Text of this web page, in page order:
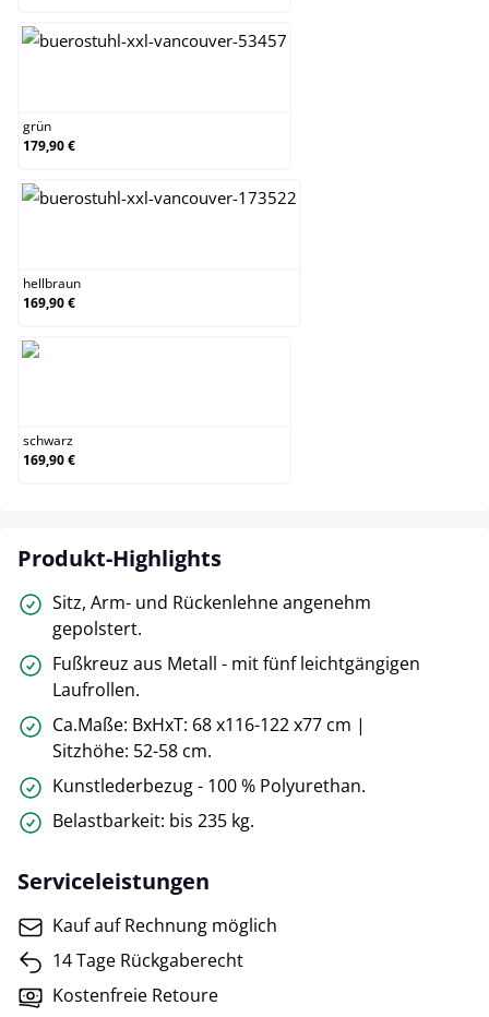
grün
179,90 €
hellbraun
169,90 €
schwarz
169,90 €
Produkt-Highlights
Sitz, Arm- und Rückenlehne angenehm
gepolstert.
Fußkreuz aus Metall - mit fünf leichtgängigen
Laufrollen.
Ca.Maße: BxHxT: 68 x116-122 x77 cm |
Sitzhöhe: 52-58 cm.
Kunstlederbezug - 100 % Polyurethan.
Belastbarkeit: bis 235 kg.
Serviceleistungen
Kauf auf Rechnung möglich
14 Tage Rückgaberecht
Kostenfreie Retoure